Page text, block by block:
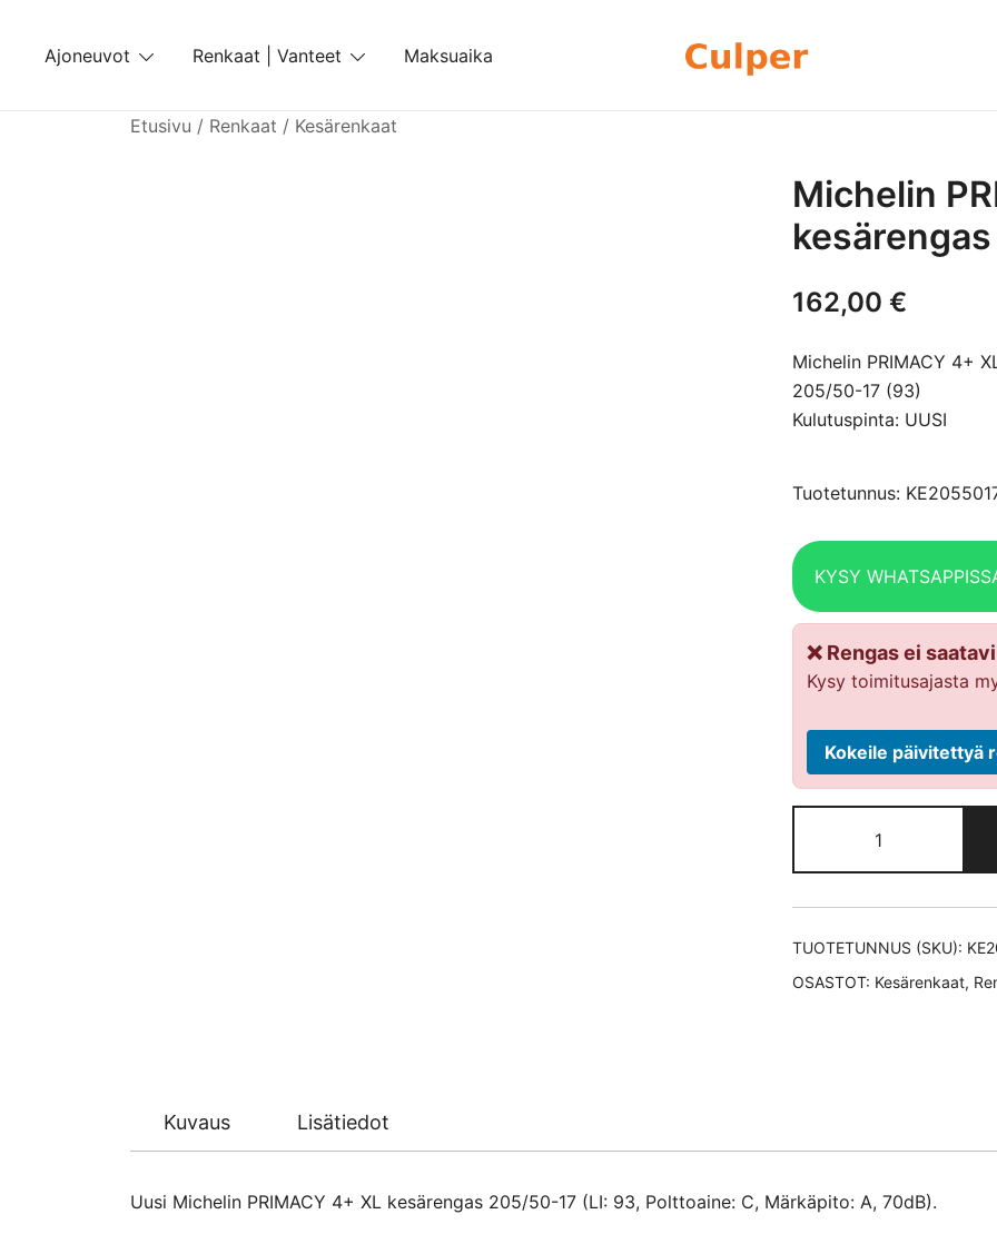
content
Ajoneuvot Renkaat | Vanteet Maksuaika
Etusivu / Renkaat / Kesärenkaat
Michelin
162,00 €
Michelin PRIMACY 4+
205/50-17 (93)
Kulutuspinta: UUSI
Tuotetunnus:
KYSY
❌ Rengas ei
Kysy toimitusajasta
Kokeile päivitettyä
PRIMACY
4+
XL
kesärengas
17
TUOTETUNNUS (SKU):
OSASTOT: Kesärenkaat,
Kuvaus Lisätiedot
Uusi Michelin PRIMACY 4+ XL kesärengas 205/50-17 (LI: 93, Polttoaine: C, Märkäpito: A, 70dB).